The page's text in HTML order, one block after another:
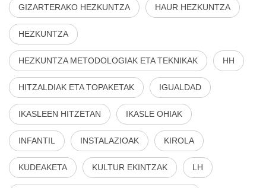
GIZARTERAKO HEZKUNTZA HAUR HEZKUNTZA
HEZKUNTZA
HEZKUNTZA METODOLOGIAK ETA TEKNIKAK HH
HITZALDIAK ETA TOPAKETAK IGUALDAD
IKASLEEN HITZETAN IKASLE OHIAK
INFANTIL INSTALAZIOAK KIROLA
KUDEAKETA KULTUR EKINTZAK LH